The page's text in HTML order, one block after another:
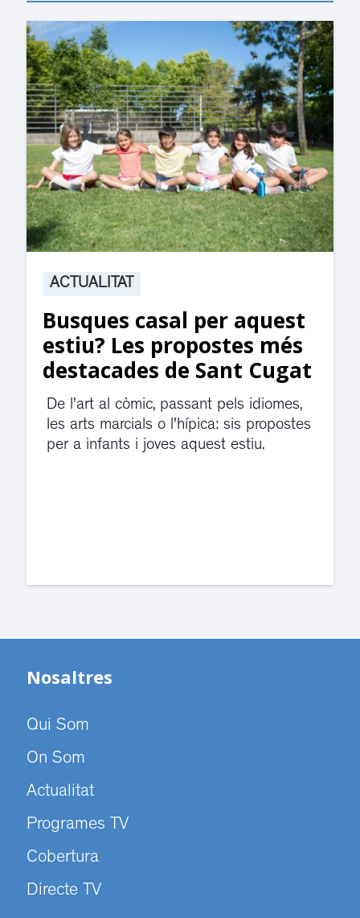
més
Cugat
idiomes,
propostes
Suspesa l’activitat
jutjats de Rubí fins
divendres per una
d’aigua
El servei de guàrdia i el jutjat
violència de gènere s'han
Nosaltres
Qui Som
On Som
Actualitat
Programes TV
Cobertura
Directe TV